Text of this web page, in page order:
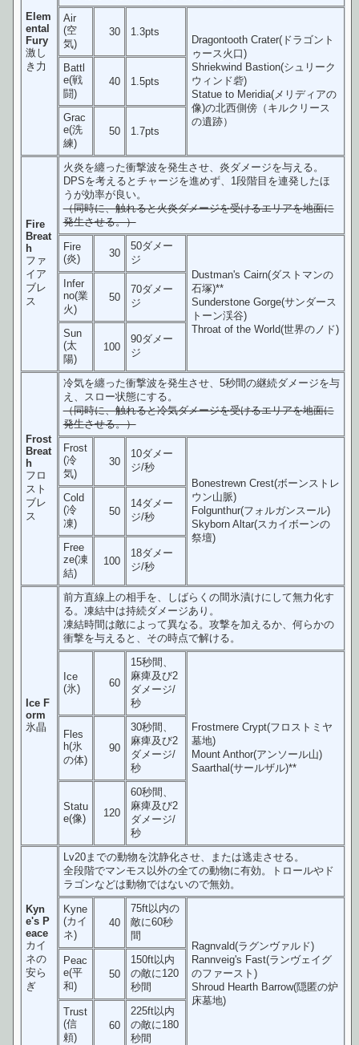
Elem
ental
Fury
激し
き力
Air
(空
気)
30 1.3pts
Dragontooth Crater(ドラゴント
ゥース火口)
Shriekwind Bastion(シュリーク
ウィンド砦)
Statue to Meridia(メリディアの
像)の北西側傍（キルクリース
の遺跡）
Battl
e(戦
闘)
40 1.5pts
Grac
e(洗
練)
50 1.7pts
Fire
Breat
h
ファ
イア
ブレ
ス
火炎を纏った衝撃波を発生させ、炎ダメージを与える。
DPSを考えるとチャージを進めず、1段階目を連発したほ
うが効率が良い。
（同時に、触れると火炎ダメージを受けるエリアを地面に
発生させる。）
Fire
(炎)
30
50ダメー
ジ
Dustman's Cairn(ダストマンの
石塚)**
Sunderstone Gorge(サンダース
トーン渓谷)
Throat of the World(世界のノド)
Infer
no(業
火)
50
70ダメー
ジ
Sun
(太
陽)
100
90ダメー
ジ
Frost
Breat
h
フロ
スト
ブレ
ス
冷気を纏った衝撃波を発生させ、5秒間の継続ダメージを与
え、スロー状態にする。
（同時に、触れると冷気ダメージを受けるエリアを地面に
発生させる。）
Frost
(冷
気)
30
10ダメー
ジ/秒
Bonestrewn Crest(ボーンストレ
ウン山脈)
Folgunthur(フォルガンスール)
Skyborn Altar(スカイボーンの
祭壇)
Cold
(冷
凍)
50
14ダメー
ジ/秒
Free
ze(凍
結)
100
18ダメー
ジ/秒
Ice F
orm
氷晶
前方直線上の相手を、しばらくの間氷漬けにして無力化す
る。凍結中は持続ダメージあり。
凍結時間は敵によって異なる。攻撃を加えるか、何らかの
衝撃を与えると、その時点で解ける。
Ice
(氷)
60
15秒間、
麻痺及び2
ダメージ/
秒
Frostmere Crypt(フロストミヤ
墓地)
Mount Anthor(アンソール山)
Saarthal(サールザル)**
Fles
h(氷
の体)
90
30秒間、
麻痺及び2
ダメージ/
秒
Statu
e(像)
120
60秒間、
麻痺及び2
ダメージ/
秒
Kyn
e's P
eace
カイ
ネの
安ら
ぎ
Lv20までの動物を沈静化させ、または逃走させる。
全段階でマンモス以外の全ての動物に有効。トロールやド
ラゴンなどは動物ではないので無効。
Kyne
(カイ
ネ)
40
75ft以内の
敵に60秒
間
Ragnvald(ラグンヴァルド)
Rannveig's Fast(ランヴェイグ
のファースト)
Shroud Hearth Barrow(隠匿の炉
床墓地)
Peac
e(平
和)
50
150ft以内
の敵に120
秒間
Trust
(信
頼)
60
225ft以内
の敵に180
秒間